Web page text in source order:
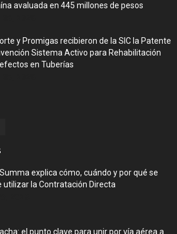
avaluada en 445 millones de pesos
y Promigas recibieron de la SIC la Patente
Sistema Activo para Rehabilitación
en Tuberías
explica cómo, cuándo y por qué se
utilizar la Contratación Directa
el punto clave para unir por vía aérea a